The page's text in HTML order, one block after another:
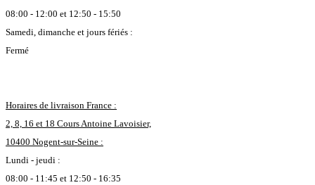
08:00 - 12:00 et 12:50 - 15:50
Samedi, dimanche et jours fériés :
Fermé
Horaires de livraison France :
2, 8, 16 et 18 Cours Antoine Lavoisier,
10400 Nogent-sur-Seine :
Lundi - jeudi :
08:00 - 11:45 et 12:50 - 16:35